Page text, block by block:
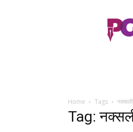
PGurus
Hindi
Home Tags नक्सली
Tag: